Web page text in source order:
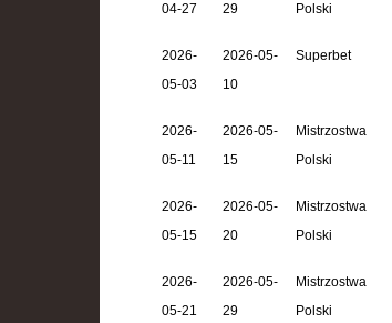
04-27
29
Polski
2026-
05-03
2026-05-
10
Superbet
2026-
05-11
2026-05-
15
Mistrzostwa
Polski
2026-
05-15
2026-05-
20
Mistrzostwa
Polski
2026-
05-21
2026-05-
29
Mistrzostwa
Polski